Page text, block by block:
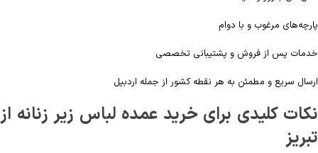
پارچه‌های مرغوب و با دوام
خدمات پس از فروش و پشتیبانی تخصصی
ارسال سریع و مطمئن به هر نقطه کشور از جمله اردبیل
نکات کلیدی برای خرید عمده لباس زیر زنانه از
تبریز